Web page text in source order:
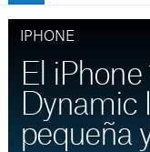
IPHONE
El iPhone
Dynamic
pequeña